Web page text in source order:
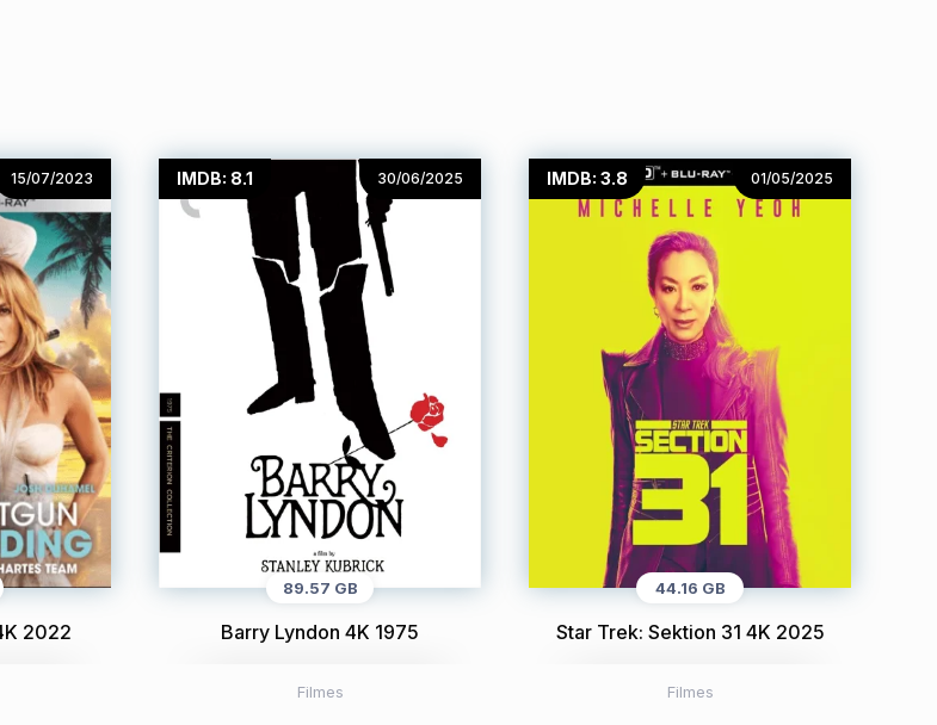
15/07/2023
2022
IMDB: 8.1 30/06/2025
89.57 GB
Barry Lyndon 4K 1975
Filmes
IMDB: 3.8 01/05/2025
44.16 GB
Star Trek: Sektion 31 4K 2025
Filmes